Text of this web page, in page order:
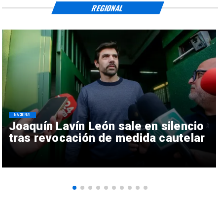
Joaquín Lavín León sale en silencio
tras revocación de medida cautelar
NACIONAL
REGIONAL